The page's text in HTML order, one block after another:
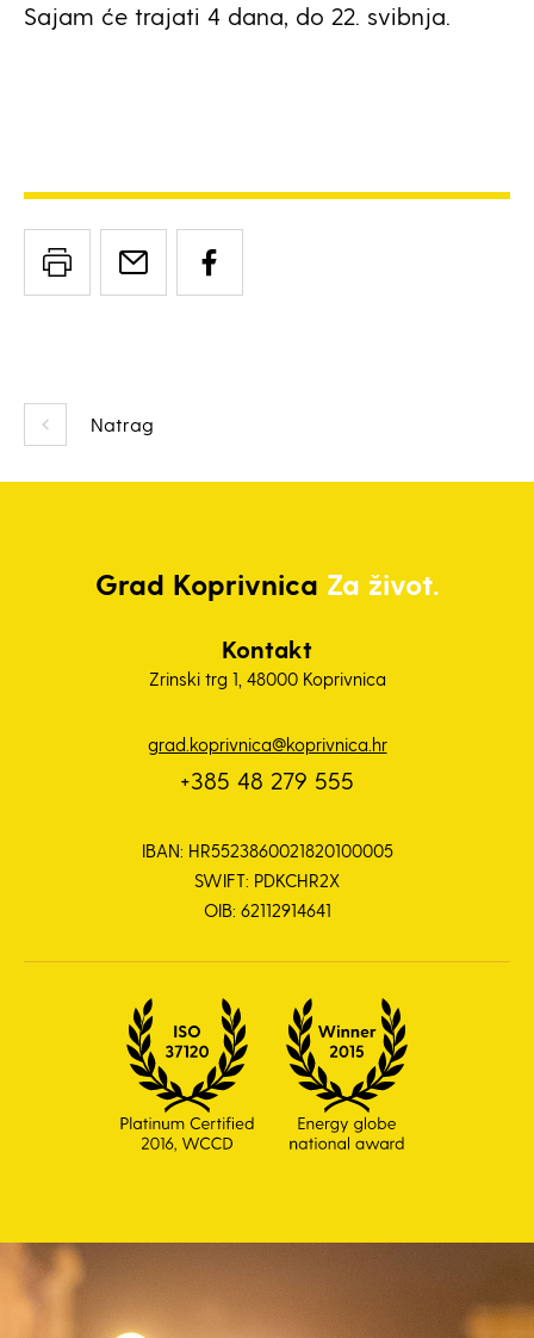
Natrag
Sajam će trajati 4 dana, do 22. svibnja.
Grad Koprivnica Za život.
Kontakt
Zrinski trg 1, 48000 Koprivnica
grad.koprivnica@koprivnica.hr
+385 48 279 555
IBAN: HR5523860021820100005
SWIFT: PDKCHR2X
OIB: 62112914641